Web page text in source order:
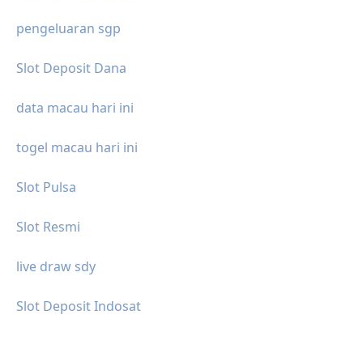
pengeluaran sgp
Slot Deposit Dana
data macau hari ini
togel macau hari ini
Slot Pulsa
Slot Resmi
live draw sdy
Slot Deposit Indosat